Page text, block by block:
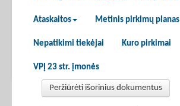
Ataskaitos Metinis pirkimų planas
Nepatikimi tiekėjai Kuro pirkimai
VPĮ 23 str. įmonės
Peržiūrėti išorinius dokumentus